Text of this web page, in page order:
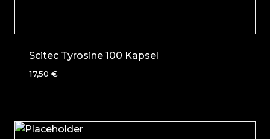
Scitec Tyrosine 100 Kapsel
17,50 €